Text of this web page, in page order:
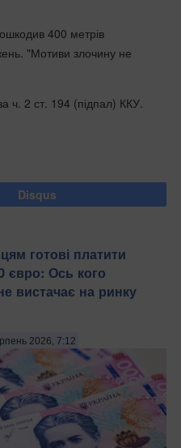
400 метрів
"Мотиви злочину не
ч. 2 ст. 194 (підпал) ККУ.
Disqus
готові платити
євро: Ось кого
вистачає на ринку
2026, 7:12